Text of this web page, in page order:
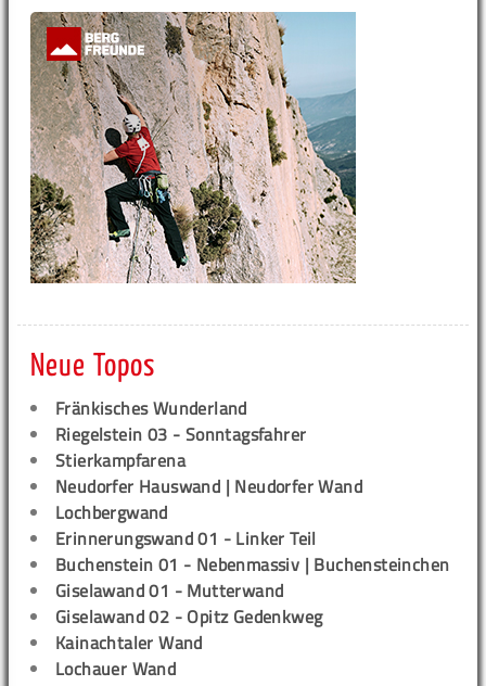
Neue Topos
Fränkisches Wunderland
Riegelstein 03 - Sonntagsfahrer
Stierkampfarena
Neudorfer Hauswand | Neudorfer Wand
Lochbergwand
Erinnerungswand 01 - Linker Teil
Buchenstein 01 - Nebenmassiv | Buchensteinchen
Giselawand 01 - Mutterwand
Giselawand 02 - Opitz Gedenkweg
Kainachtaler Wand
Lochauer Wand